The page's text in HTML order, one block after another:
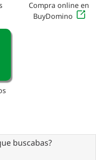
Compra online en
BuyDomino
buscabas?